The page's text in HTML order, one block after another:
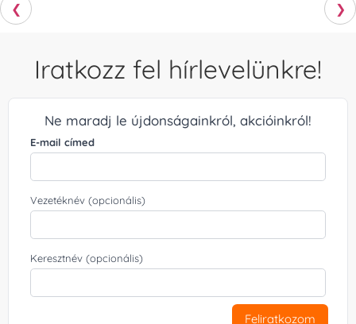
❮ ❯
Iratkozz fel hírlevelünkre!
Ne maradj le újdonságainkról, akcióinkról!
E-mail címed
Vezetéknév (opcionális)
Keresztnév (opcionális)
Feliratkozom